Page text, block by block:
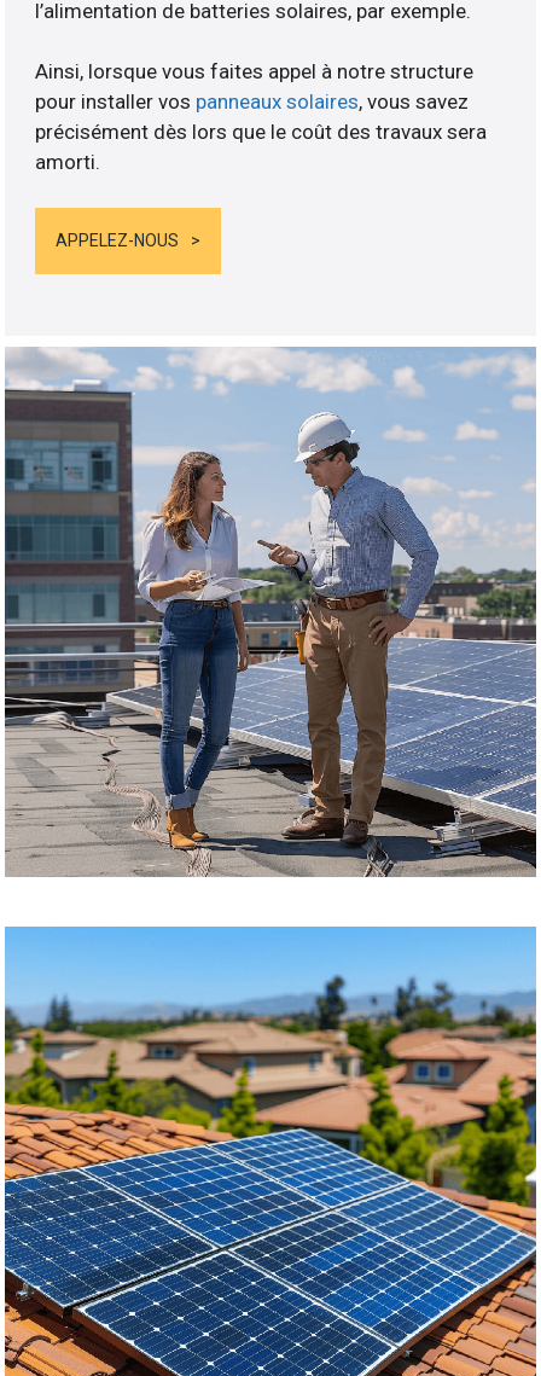
l’alimentation de batteries solaires, par exemple.
Ainsi, lorsque vous faites appel à notre structure
pour installer vos panneaux solaires, vous savez
précisément dès lors que le coût des travaux sera
amorti.
APPELEZ-NOUS